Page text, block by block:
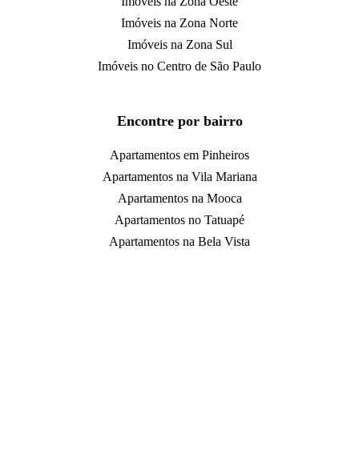
Imóveis na Zona Norte
Imóveis na Zona Sul
Imóveis no Centro de São Paulo
Encontre por bairro
Apartamentos em Pinheiros
Apartamentos na Vila Mariana
Apartamentos na Mooca
Apartamentos no Tatuapé
Apartamentos na Bela Vista